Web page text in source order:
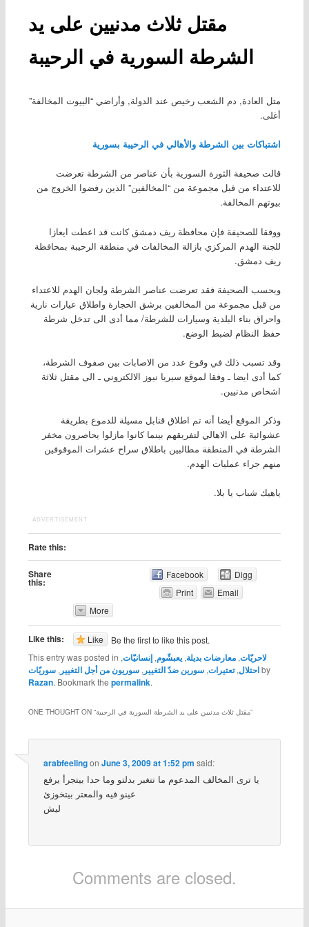
مقتل ثلاث مدنيين على يد
الشرطة السورية في الرحيبة
متل العادة, دم الشعب رخيص عند الدولة, وأراضي “البيوت المخالفة”
أغلى.
اشتباكات بين الشرطة والأهالي في الرحيبة بسورية
قالت صحيفة الثورة السورية بأن عناصر من الشرطة تعرضت
للاعتداء من قبل مجموعة من “المخالفين” الذين رفضوا الخروج من
بيوتهم المخالفة.
ووفقا للصحيفة فإن محافظة ريف دمشق كانت قد اعطت ايعازا
للجنة الهدم المركزي بازالة المخالفات في منطقة الرحيبة بمحافظة
ريف دمشق.
وبحسب الصحيفة فقد تعرضت عناصر الشرطة ولجان الهدم للاعتداء
من قبل مجموعة من المخالفين برشق الحجارة واطلاق عيارات نارية
واحراق بناء البلدية وسيارات للشرطة/ مما أدى الى تدخل شرطة
حفظ النظام لضبط الوضع.
وقد تسبب ذلك في وقوع عدد من الاصابات بين صفوف الشرطة،
كما أدى ايضا ـ وفقا لموقع سيريا نيوز الالكتروني ـ الى مقتل ثلاثة
اشخاص مدنيين.
وذكر الموقع أيضا أنه تم اطلاق قنابل مسيلة للدموع بطريقة
عشوائية على الاهالي لتفريقهم بينما كانوا مازلوا يحاصرون مخفر
الشرطة في المنطقة مطالبين باطلاق سراح عشرات الموقوفين
منهم جراء عمليات الهدم.
ياهيك شباب يا بلا.
ADVERTISEMENT
Rate this:
Share
this:
Facebook
Digg
Print
Email
More
Like this: Like
Be the first to like this post.
This entry was posted in
لاحريّات,معارضات بديلة,يعبشّوم,إنسانيّات,
احتلال,تعتيرات,سورين ضدّ التغيير,سوريون من أجل التغيير,سوريّات by
Razan. Bookmark the permalink.
ONE THOUGHT ON “مقتل ثلاث مدنيين على يد الشرطة السورية في الرحيبة”
arabfeelingon June 3, 2009 at 1:52 pm said:
يا ترى المخالف المدعوم ما تتغبر بدلتو وما حدا بيتجرأ يرفع
عينو فيه والمعتر بيتخوزئ
ليش
Comments are closed.